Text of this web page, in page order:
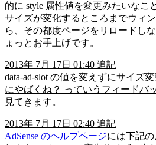
的に style 属性値を変更みたいなこ
サイズが変化するところまでウィ
ら、その都度ページをリロードし
ょっとお手上げです。
2013年 7月 17日 01:40 追記
data-ad-slot の値を変えずにサイズ
にやばくね？ っていうフィードバ
見てきます。
2013年 7月 17日 02:40 追記
AdSense のヘルプページには下記